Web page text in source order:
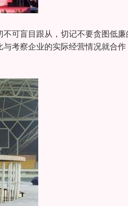
可盲目跟从，切记不要贪图低
考察企业的实际经营情况就合